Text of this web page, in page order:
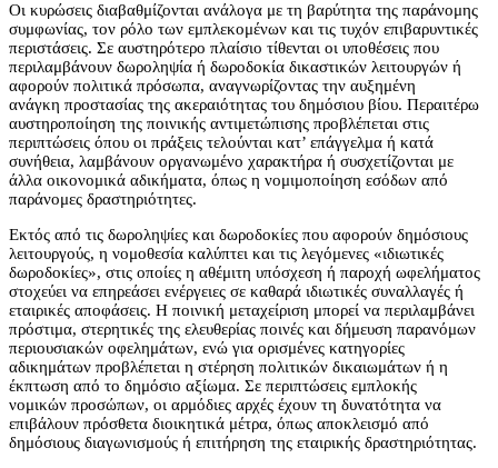
Οι κυρώσεις διαβαθμίζονται ανάλογα με τη βαρύτητα της παράνομης
συμφωνίας, τον ρόλο των εμπλεκομένων και τις τυχόν επιβαρυντικές
περιστάσεις. Σε αυστηρότερο πλαίσιο τίθενται οι υποθέσεις που
περιλαμβάνουν δωροληψία ή δωροδοκία δικαστικών λειτουργών ή
αφορούν πολιτικά πρόσωπα, αναγνωρίζοντας την αυξημένη
ανάγκη προστασίας της ακεραιότητας του δημόσιου βίου. Περαιτέρω
αυστηροποίηση της ποινικής αντιμετώπισης προβλέπεται στις
περιπτώσεις όπου οι πράξεις τελούνται κατ’ επάγγελμα ή κατά
συνήθεια, λαμβάνουν οργανωμένο χαρακτήρα ή συσχετίζονται με
άλλα οικονομικά αδικήματα, όπως η νομιμοποίηση εσόδων από
παράνομες δραστηριότητες.
Εκτός από τις δωροληψίες και δωροδοκίες που αφορούν δημόσιους
λειτουργούς, η νομοθεσία καλύπτει και τις λεγόμενες «ιδιωτικές
δωροδοκίες», στις οποίες η αθέμιτη υπόσχεση ή παροχή ωφελήματος
στοχεύει να επηρεάσει ενέργειες σε καθαρά ιδιωτικές συναλλαγές ή
εταιρικές αποφάσεις. Η ποινική μεταχείριση μπορεί να περιλαμβάνει
πρόστιμα, στερητικές της ελευθερίας ποινές και δήμευση παρανόμων
περιουσιακών οφελημάτων, ενώ για ορισμένες κατηγορίες
αδικημάτων προβλέπεται η στέρηση πολιτικών δικαιωμάτων ή η
έκπτωση από το δημόσιο αξίωμα. Σε περιπτώσεις εμπλοκής
νομικών προσώπων, οι αρμόδιες αρχές έχουν τη δυνατότητα να
επιβάλουν πρόσθετα διοικητικά μέτρα, όπως αποκλεισμό από
δημόσιους διαγωνισμούς ή επιτήρηση της εταιρικής δραστηριότητας.